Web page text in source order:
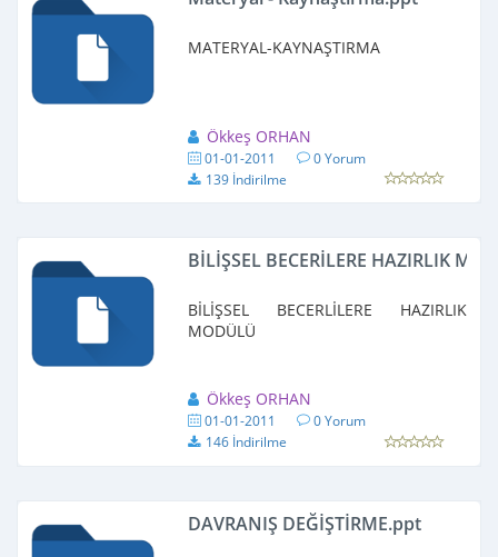
MATERYAL-KAYNAŞTIRMA
Ökkeş ORHAN
01-01-2011
0 Yorum
139 İndirilme
BİLİŞSEL BECERİLERE HAZIRLIK
BİLİŞSEL BECERLİLERE HAZIRLIK
MODÜLÜ
Ökkeş ORHAN
01-01-2011
0 Yorum
146 İndirilme
DAVRANIŞ DEĞİŞTİRME.ppt